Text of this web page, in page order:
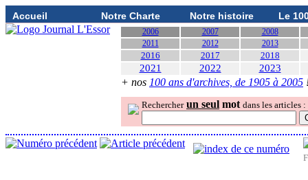
Accueil Notre Charte Notre histoire Le
2006 2007
2008
2011
2012 2013
2016 2017 2018
2021 2022 2023
+ nos 100 ans d'archives, de 1905 à 2005
Rechercher un seul mot dans les articles :